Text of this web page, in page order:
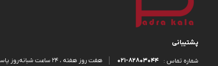
پشتیبانی
شماره تماس : ۰۲۱-۸۲۸۰۳۰۴۴ هفت روز هفته ، ۲۴ ساعت شبانه‌روز پاسخگوی شما هستیم.